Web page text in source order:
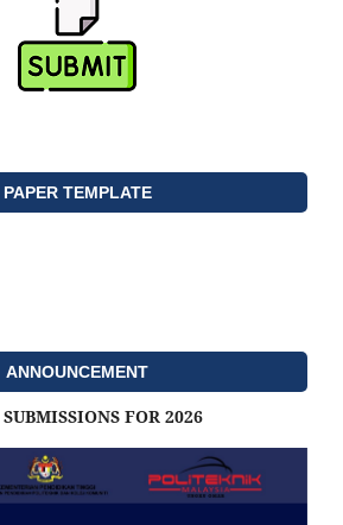
PAPER TEMPLATE
ANNOUNCEMENT
FOR 2026